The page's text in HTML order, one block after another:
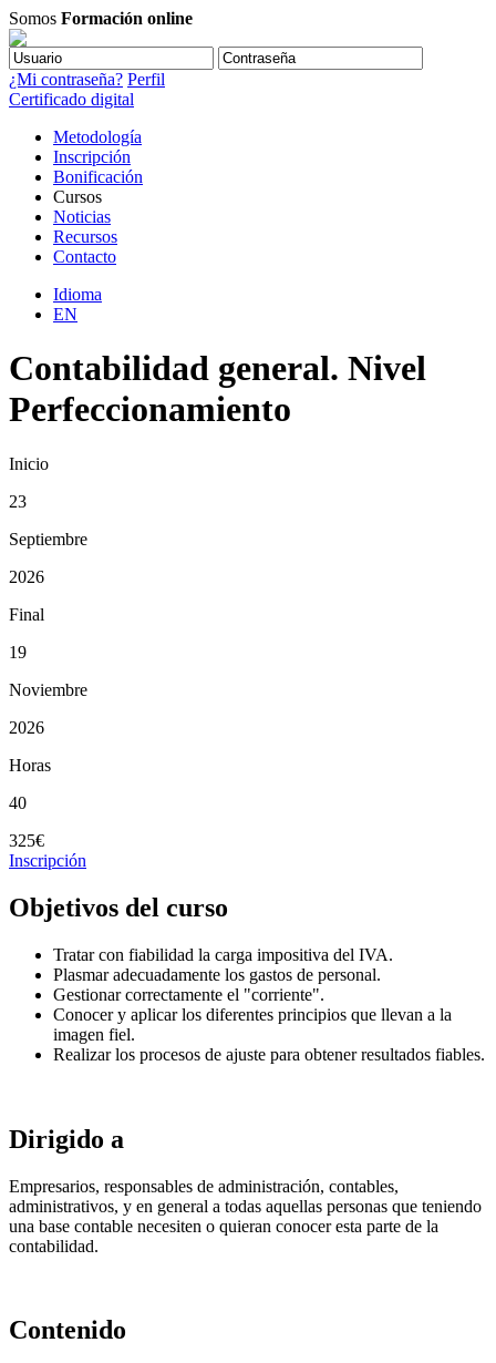
Somos Formación online
¿Mi contraseña? Perfil
Certificado digital
Metodología
Inscripción
Bonificación
Cursos
Noticias
Recursos
Contacto
Idioma
EN
Contabilidad general. Nivel
Perfeccionamiento
Inicio
23
Septiembre
2026
Final
19
Noviembre
2026
Horas
40
325€
Inscripción
Objetivos del curso
Tratar con fiabilidad la carga impositiva del IVA.
Plasmar adecuadamente los gastos de personal.
Gestionar correctamente el "corriente".
Conocer y aplicar los diferentes principios que llevan a la
imagen fiel.
Realizar los procesos de ajuste para obtener resultados fiables.
Dirigido a
Empresarios, responsables de administración, contables,
administrativos, y en general a todas aquellas personas que teniendo
una base contable necesiten o quieran conocer esta parte de la
contabilidad.
Contenido